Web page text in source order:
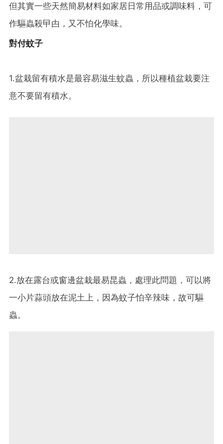
但其實一些天然簡易材料如家居日常用品或調味料，可
作驅蟲殺曱甴，又不怕化學味。
對付蚊子
1.盆栽留有積水是最容易滋生蚊蟲，所以種植盆栽要注
意不要留有積水。
2.放在露台或窗邊盆栽最易昆蟲，處理此問題，可以將
一小片蒜頭放在泥土上，因為蚊子怕辛辣味，故可驅
蟲。